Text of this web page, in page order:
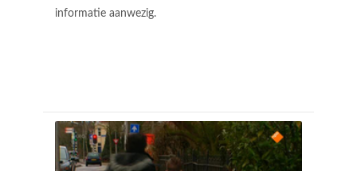
informatie aanwezig.